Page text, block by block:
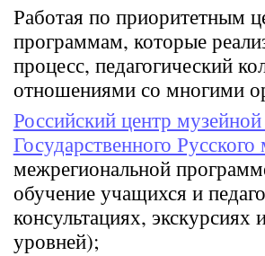
Работая по приоритетным
программам, которые
процесс, педагогический
отношениями со многими
Российский центр музейной
Государственного Русского
межрегиональной
обучение учащихся и
консультациях, экскурсиях
уровней);